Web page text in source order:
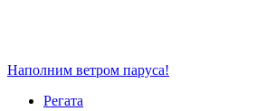
Наполним ветром паруса!
Регата